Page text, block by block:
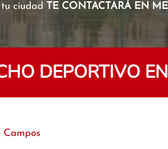
ciudad TE CONTACTARÁ EN
DEPORTIVO
Campos